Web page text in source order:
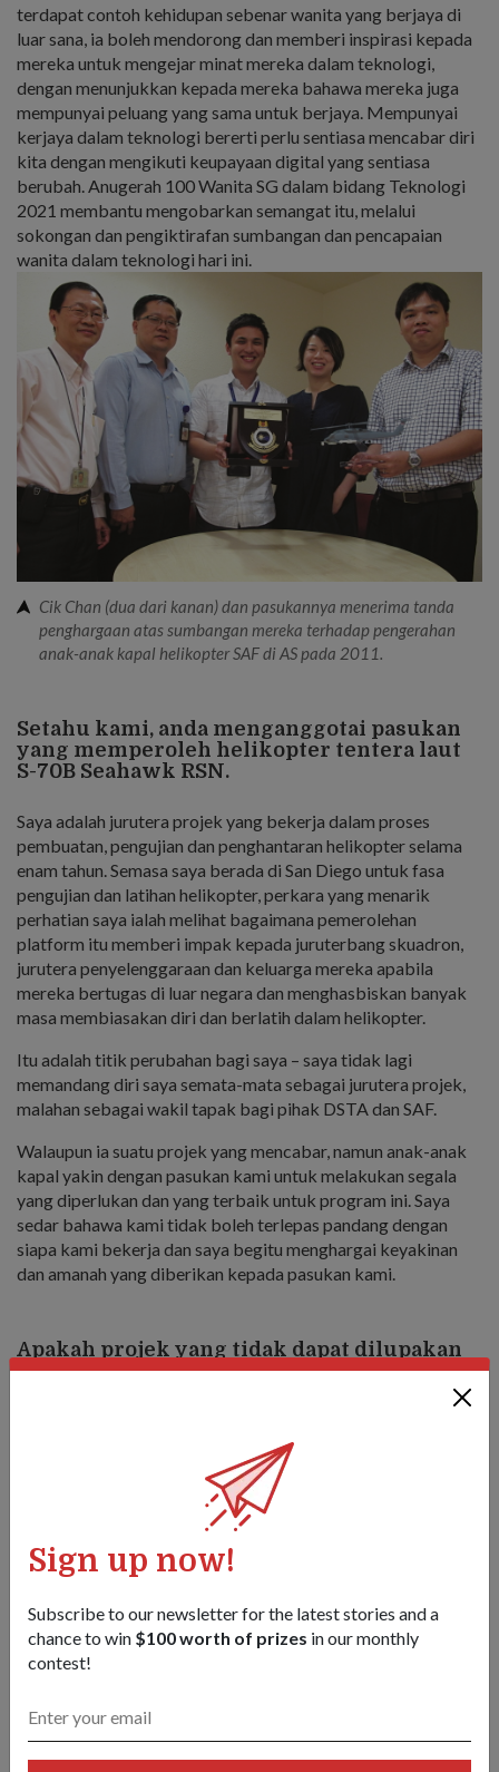
Sign up now!
Subscribe to our newsletter for the latest stories and a
chance to win $100 worth of prizes in our monthly
contest!
terdapat contoh kehidupan sebenar wanita yang berjaya di
luar sana, ia boleh mendorong dan memberi inspirasi kepada
mereka untuk mengejar minat mereka dalam teknologi,
dengan menunjukkan kepada mereka bahawa mereka juga
mempunyai peluang yang sama untuk berjaya. Mempunyai
kerjaya dalam teknologi bererti perlu sentiasa mencabar diri
kita dengan mengikuti keupayaan digital yang sentiasa
berubah. Anugerah 100 Wanita SG dalam bidang Teknologi
2021 membantu mengobarkan semangat itu, melalui
sokongan dan pengiktirafan sumbangan dan pencapaian
wanita dalam teknologi hari ini.
Cik Chan (dua dari kanan) dan pasukannya menerima tanda
penghargaan atas sumbangan mereka terhadap pengerahan
anak-anak kapal helikopter SAF di AS pada 2011.
Setahu kami, anda menganggotai pasukan
yang memperoleh helikopter tentera laut
S-70B Seahawk RSN.
Saya adalah jurutera projek yang bekerja dalam proses
pembuatan, pengujian dan penghantaran helikopter selama
enam tahun. Semasa saya berada di San Diego untuk fasa
pengujian dan latihan helikopter, perkara yang menarik
perhatian saya ialah melihat bagaimana pemerolehan
platform itu memberi impak kepada juruterbang skuadron,
jurutera penyelenggaraan dan keluarga mereka apabila
mereka bertugas di luar negara dan menghasbiskan banyak
masa membiasakan diri dan berlatih dalam helikopter.
Itu adalah titik perubahan bagi saya – saya tidak lagi
memandang diri saya semata-mata sebagai jurutera projek,
malahan sebagai wakil tapak bagi pihak DSTA dan SAF.
Walaupun ia suatu projek yang mencabar, namun anak-anak
kapal yakin dengan pasukan kami untuk melakukan segala
yang diperlukan dan yang terbaik untuk program ini. Saya
sedar bahawa kami tidak boleh terlepas pandang dengan
siapa kami bekerja dan saya begitu menghargai keyakinan
dan amanah yang diberikan kepada pasukan kami.
Apakah projek yang tidak dapat dilupakan
yang pernah diusahakan?
BrainHack, suatu kem remaja AI dan keselamatan siber. Ini
merupakan acara tahunan untuk para penuntut menimba
pengalaman langsung dalam teknologi digital, dalam bidang
AI, keselamatan siber, pembangunan aplikasi dan juga
teknologi angkasa.
saya kerana buat pertama kalinya, "pelanggan" saya adalah
penuntut. Ia memperkukuh peranan kritikal yang seharusnya
disandang oleh agensi teknologi seperti DSTA dalam
kalangan belia kita.